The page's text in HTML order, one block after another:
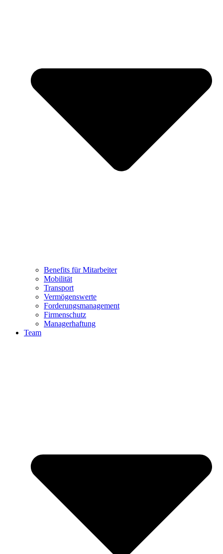
Benefits für Mitarbeiter
Mobilität
Transport
Vermögenswerte
Forderungsmanagement
Firmenschutz
Managerhaftung
Team